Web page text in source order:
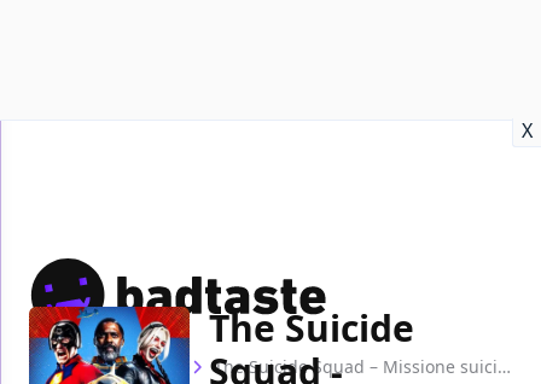
X
Home Film The Suicide Squad – Missione suicida
The Suicide
Squad -